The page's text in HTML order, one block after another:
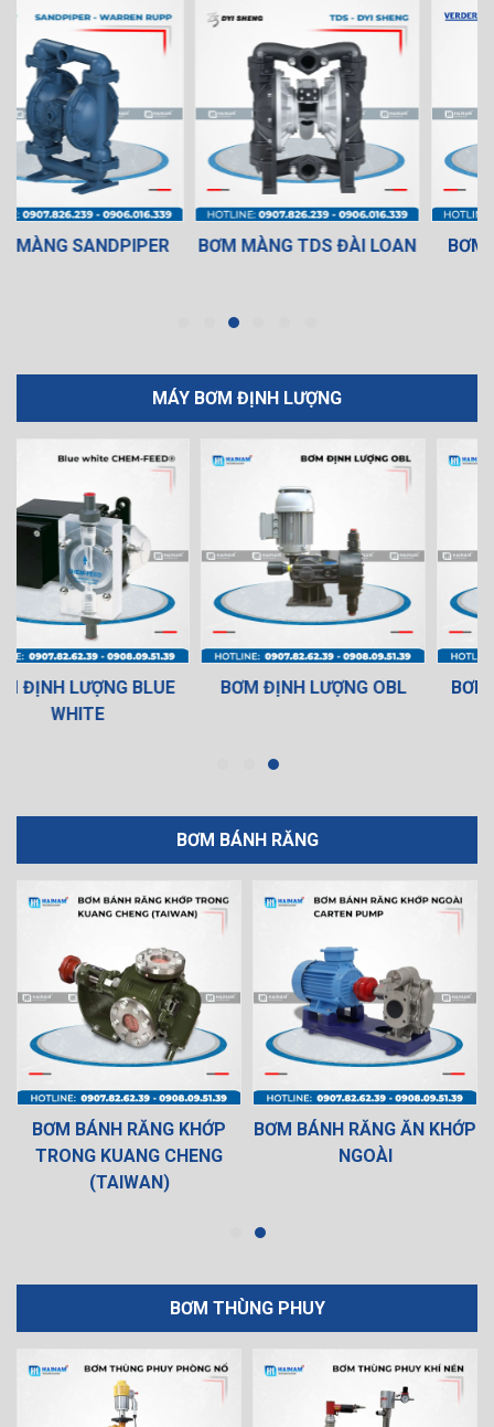
BƠM MÀNG TDS ĐÀI LOAN BƠM MÀNG VERDERAIR
MÁY BƠM ĐỊNH LƯỢNG
BƠM ĐỊNH LƯỢNG OBL BƠM ĐỊNH LƯỢNG SEKO
BƠM BÁNH RĂNG
BƠM BÁNH RĂNG KHỚP
TRONG KUANG CHENG
(TAIWAN)
BƠM BÁNH RĂNG ĂN KHỚP
NGOÀI
BƠM THÙNG PHUY